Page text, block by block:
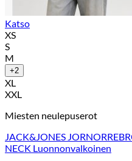
Katso
XS
S
M
+2
XL
XXL
Miesten neulepuserot
JACK&JONES
NECK Luonnonvalkoinen